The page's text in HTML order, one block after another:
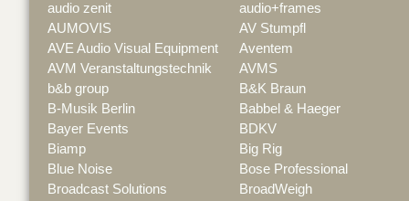
audio zenit
audio+frames
AUMOVIS
AV Stumpfl
AVE Audio Visual Equipment
Aventem
AVM Veranstaltungstechnik
AVMS
b&b group
B&K Braun
B-Musik Berlin
Babbel & Haeger
Bayer Events
BDKV
Biamp
Big Rig
Blue Noise
Bose Professional
Broadcast Solutions
BroadWeigh